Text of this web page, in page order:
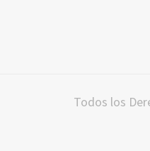
Todos los